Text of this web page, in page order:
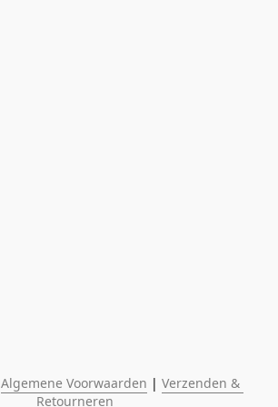
Algemene Voorwaarden | Verzenden &
Retourneren